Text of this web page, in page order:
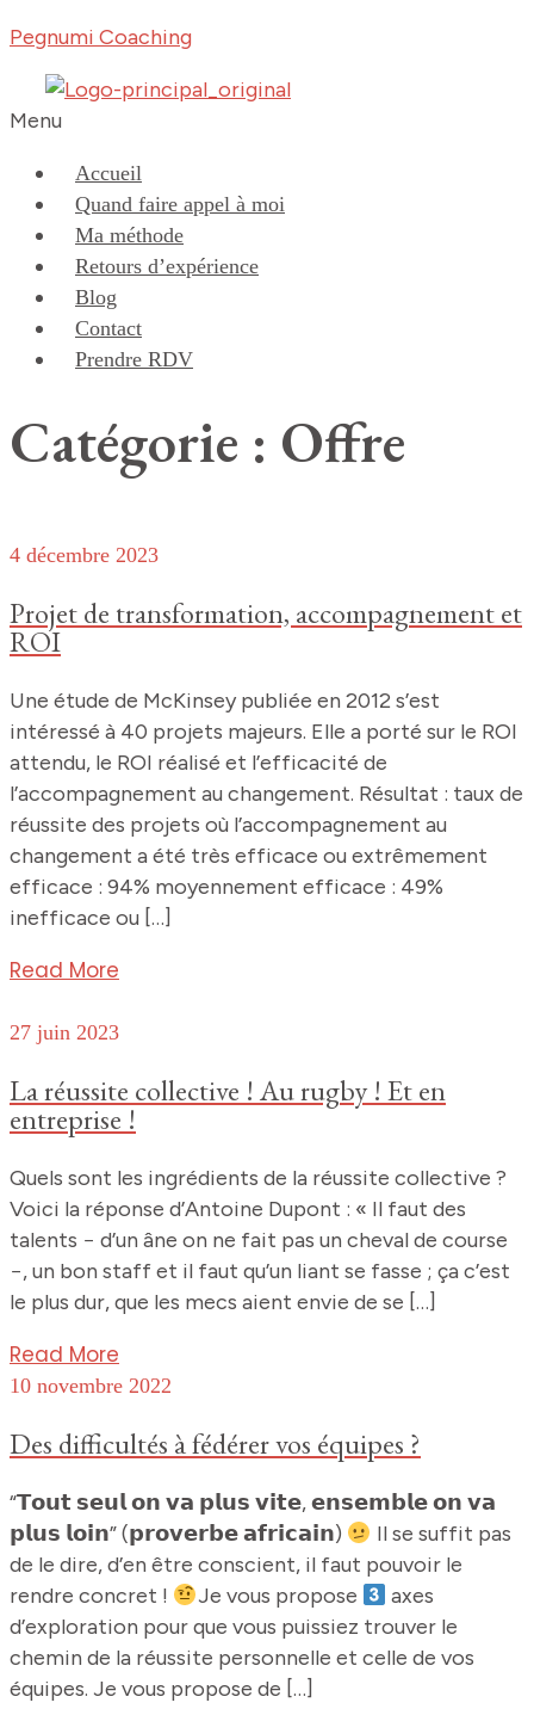
Pegnumi Coaching
Menu
Accueil
Quand faire appel à moi
Ma méthode
Retours d’expérience
Blog
Contact
Prendre RDV
Catégorie : Offre
4 décembre 2023
Projet de transformation, accompagnement et
ROI
Une étude de McKinsey publiée en 2012 s’est
intéressé à 40 projets majeurs. Elle a porté sur le ROI
attendu, le ROI réalisé et l’efficacité de
l’accompagnement au changement. Résultat : taux de
réussite des projets où l’accompagnement au
changement a été très efficace ou extrêmement
efficace : 94% moyennement efficace : 49%
inefficace ou […]
Read More
27 juin 2023
La réussite collective ! Au rugby ! Et en
entreprise !
Quels sont les ingrédients de la réussite collective ?
Voici la réponse d’Antoine Dupont : « Il faut des
talents − d’un âne on ne fait pas un cheval de course
−, un bon staff et il faut qu’un liant se fasse ; ça c’est
le plus dur, que les mecs aient envie de se […]
Read More
10 novembre 2022
Des difficultés à fédérer vos équipes ?
“𝗧𝗼𝘂𝘁 𝘀𝗲𝘂𝗹 𝗼𝗻 𝘃𝗮 𝗽𝗹𝘂𝘀 𝘃𝗶𝘁𝗲, 𝗲𝗻𝘀𝗲𝗺𝗯𝗹𝗲 𝗼𝗻 𝘃𝗮
𝗽𝗹𝘂𝘀 𝗹𝗼𝗶𝗻” (𝗽𝗿𝗼𝘃𝗲𝗿𝗯𝗲 𝗮𝗳𝗿𝗶𝗰𝗮𝗶𝗻)
Il se suffit pas
de le dire, d’en être conscient, il faut pouvoir le
rendre concret !
Je vous propose
axes
d’exploration pour que vous puissiez trouver le
chemin de la réussite personnelle et celle de vos
équipes. Je vous propose de […]